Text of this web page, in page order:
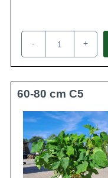
- +
60-80 cm C5